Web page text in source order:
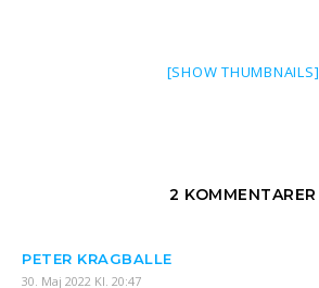
[SHOW THUMBNAILS]
2 KOMMENTARER
PETER KRAGBALLE
30. Maj 2022 Kl. 20:47